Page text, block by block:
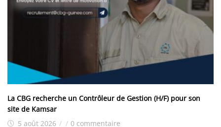
La CBG recherche un Contrôleur de Gestion (H/F) pour son
site de Kamsar
5 août 2026 / / 0 commentaire